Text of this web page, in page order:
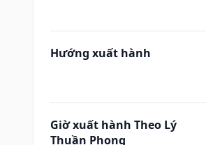
Hướng xuất hành
Giờ xuất hành Theo Lý
Thuần Phong